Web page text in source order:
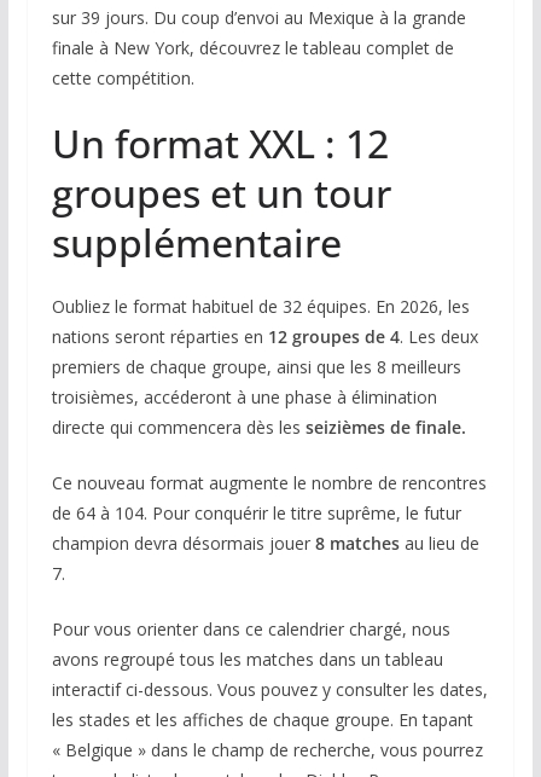
sur 39 jours. Du coup d’envoi au Mexique à la grande
finale à New York, découvrez le tableau complet de
cette compétition.
Un format XXL : 12
groupes et un tour
supplémentaire
Oubliez le format habituel de 32 équipes. En 2026, les
nations seront réparties en 12 groupes de 4. Les deux
premiers de chaque groupe, ainsi que les 8 meilleurs
troisièmes, accéderont à une phase à élimination
directe qui commencera dès les seizièmes de finale.
Ce nouveau format augmente le nombre de rencontres
de 64 à 104. Pour conquérir le titre suprême, le futur
champion devra désormais jouer 8 matchesau lieu de
7.
Pour vous orienter dans ce calendrier chargé, nous
avons regroupé tous les matches dans un tableau
interactif ci-dessous. Vous pouvez y consulter les dates,
les stades et les affiches de chaque groupe. En tapant
« Belgique » dans le champ de recherche, vous pourrez